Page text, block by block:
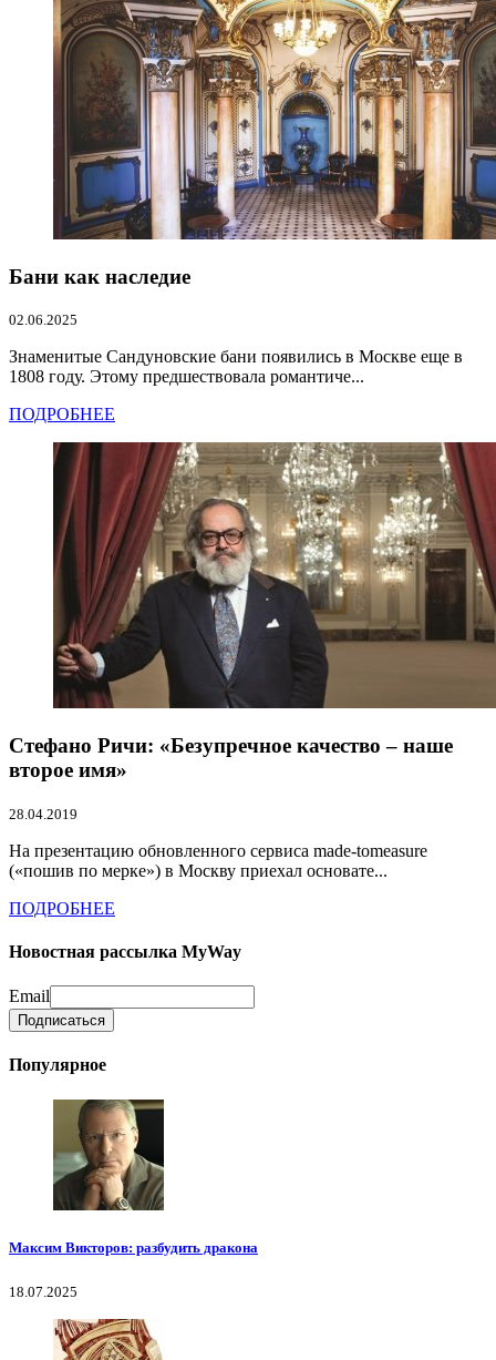
Бани как наследие
02.06.2025
Знаменитые Сандуновские бани появились в Москве еще в
1808 году. Этому предшествовала романтиче...
ПОДРОБНЕЕ
Стефано Ричи: «Безупречное качество – наше
второе имя»
28.04.2019
На презентацию обновленного сервиса made-tomeasure
(«пошив по мерке») в Москву приехал основате...
ПОДРОБНЕЕ
Новостная рассылка MyWay
Email
Популярное
Максим Викторов: разбудить дракона
18.07.2025